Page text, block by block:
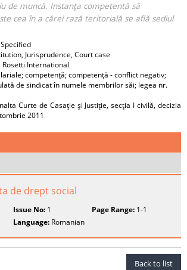
de muncă. Instanţa competentă să
cea în a cărei rază teritorială se află sediul
Jurisprudence, Court case
Rosetti International
competenţă; competenţă - conflict negativ;
de sindicat în numele membrilor săi; legea nr.
Curte de Casaţie şi Justiţie, secţia I civilă, decizia
2011
de drept social
Issue No: 1 Page Range:1-1
Language: Romanian
Back to list